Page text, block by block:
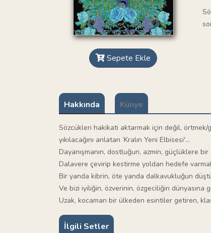
Sepete Ekle
Hakkında Künye
Sözcükleri hakikati aktarmak için değil,
yıkılacağını anlatan ‘Kralın Yeni Elbisesi'...
Dayanışmanın, dostluğun, azmin, güçlüklere
Dalavere çevirip kestirme yoldan hedefe
Bir yanda kibrin, öte yanda dalkavukluğun
Ve bizi iyiliğin, özverinin, özgeciliğin dünyasına
Uzak, kocaman bir ülkeden esintiler getiren,
İlgili Setler